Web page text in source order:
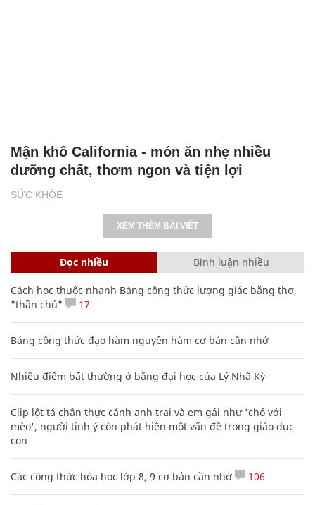
SỨC KHỎE
Mận khô California - món ăn nhẹ nhiều
dưỡng chất, thơm ngon và tiện lợi
XEM THÊM BÀI VIẾT
Đọc nhiều Bình luận nhiều
Cách học thuộc nhanh Bảng công thức lượng giác bằng thơ,
"thần chú"
17
Bảng công thức đạo hàm nguyên hàm cơ bản cần nhớ
Nhiều điểm bất thường ở bằng đại học của Lý Nhã Kỳ
Clip lột tả chân thực cảnh anh trai và em gái như 'chó với
mèo', người tinh ý còn phát hiện một vấn đề trong giáo dục
con
Các công thức hóa học lớp 8, 9 cơ bản cần nhớ 106